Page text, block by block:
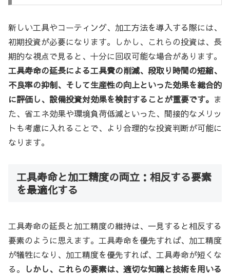
新しい工具やコーティング、加工方法を導入する際には、
初期投資が必要になります。しかし、これらの投資は、長
期的な視点で見ると、十分に回収可能な場合があります。
工具寿命の延長による工具費の削減、段取り時間の短縮、
不良率の抑制、そして生産性の向上といった効果を総合的
に評価し、設備投資対効果を検討することが重要です。 ま
た、省エネ効果や環境負荷低減といった、間接的なメリッ
トも考慮に入れることで、より合理的な投資判断が可能に
なります。
工具寿命と加工精度の両立：相反する要素
を最適化する
工具寿命の延長と加工精度の維持は、一見すると相反する
要素のように思えます。工具寿命を優先すれば、加工精度
が犠牲になり、加工精度を優先すれば、工具寿命が短くな
る。
しかし、これらの要素は、適切な知識と技術を用いる